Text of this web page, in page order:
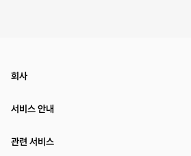
회사
서비스 안내
관련 서비스